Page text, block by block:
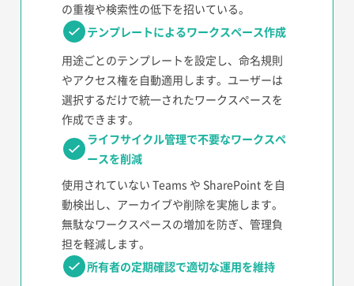
の重複や検索性の低下を招いている。
テンプレートによるワークスペース作成
用途ごとのテンプレートを設定し、命名規則
やアクセス権を自動適用します。ユーザーは
選択するだけで統一されたワークスペースを
作成できます。
ライフサイクル管理で不要なワークスペ
ースを削減
使用されていない Teams や SharePoint を自
動検出し、アーカイブや削除を実施します。
無駄なワークスペースの増加を防ぎ、管理負
担を軽減します。
所有者の定期確認で適切な運用を維持